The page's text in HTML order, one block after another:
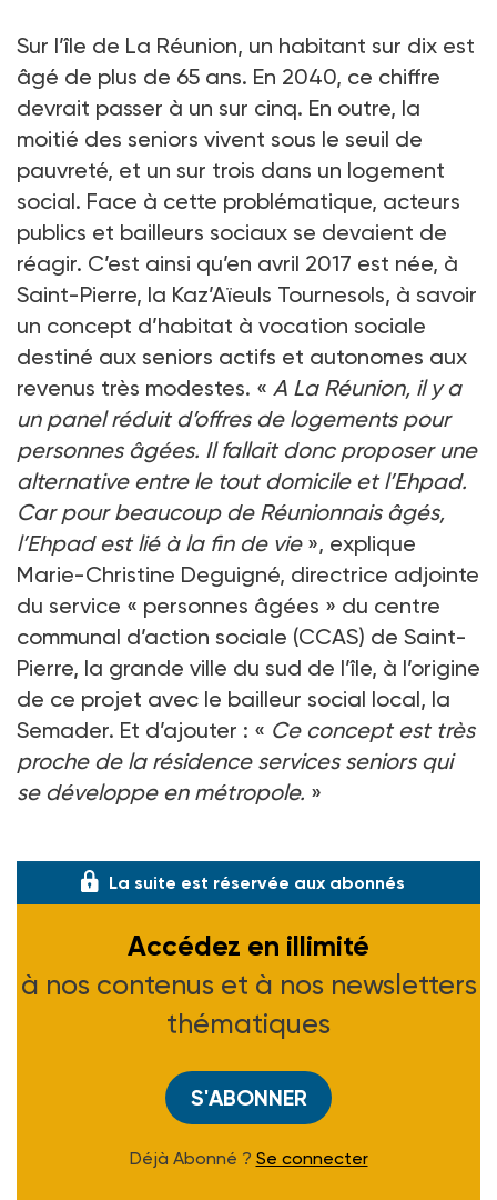
Sur l’île de La Réunion, un habitant sur dix est
âgé de plus de 65 ans. En 2040, ce chiffre
devrait passer à un sur cinq. En outre, la
moitié des seniors vivent sous le seuil de
pauvreté, et un sur trois dans un logement
social. Face à cette problématique, acteurs
publics et bailleurs sociaux se devaient de
réagir. C’est ainsi qu’en avril 2017 est née, à
Saint-Pierre, la Kaz’Aïeuls Tournesols, à savoir
un concept d’habitat à vocation sociale
destiné aux seniors actifs et autonomes aux
revenus très modestes. « A La Réunion, il y a
un panel réduit d’offres de logements pour
personnes âgées. Il fallait donc proposer une
alternative entre le tout domicile et l’Ehpad.
Car pour beaucoup de Réunionnais âgés,
l’Ehpad est lié à la fin de vie», explique
Marie-Christine Deguigné, directrice adjointe
du service « personnes âgées » du centre
communal d’action sociale (CCAS) de Saint-
Pierre, la grande ville du sud de l’île, à l’origine
de ce projet avec le bailleur social local, la
Semader. Et d’ajouter : « Ce concept est très
proche de la résidence services seniors qui
se développe en métropole. »
La suite est réservée aux abonnés
Accédez en illimité
à nos contenus et à nos newsletters
thématiques
S'ABONNER
Déjà Abonné ? Se connecter